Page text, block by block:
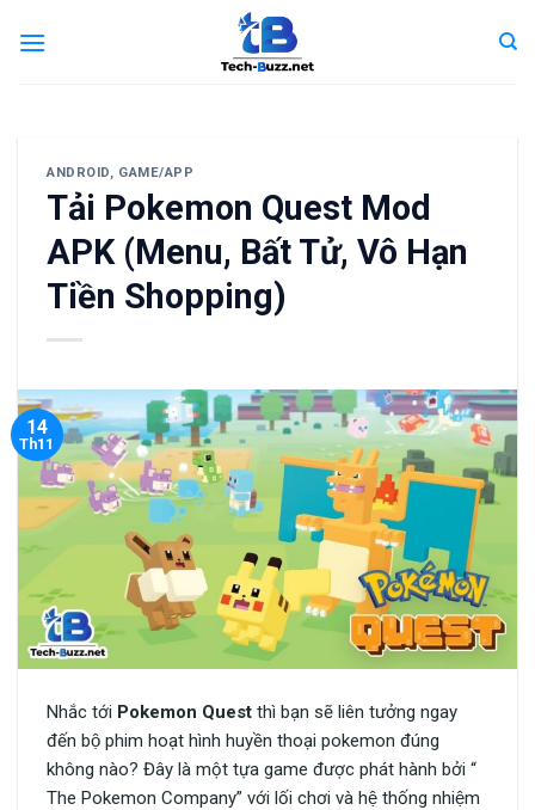
ANDROID, GAME/APP
Tải Pokemon Quest Mod
APK (Menu, Bất Tử, Vô Hạn
Tiền Shopping)
14
Th11
Nhắc tới Pokemon Quest thì bạn sẽ liên tưởng ngay
đến bộ phim hoạt hình huyền thoại pokemon đúng
không nào? Đây là một tựa game được phát hành bởi “
The Pokemon Company” với lối chơi và hệ thống nhiệm